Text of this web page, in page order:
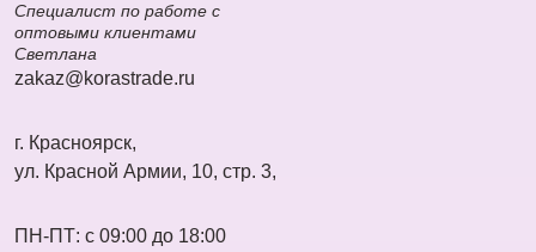
Специалист по работе с
оптовыми клиентами
Светлана
zakaz@korastrade.ru
г. Красноярск,
ул. Красной Армии, 10, стр. 3,
ПН-ПТ: с 09:00 до 18:00